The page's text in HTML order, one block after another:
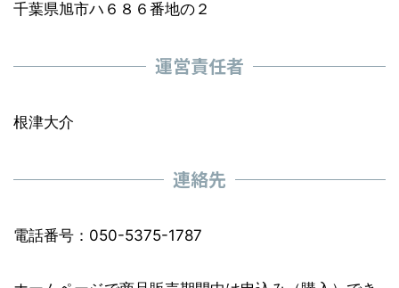
千葉県旭市ハ６８６番地の２
運営責任者
根津大介
連絡先
電話番号：050-5375-1787